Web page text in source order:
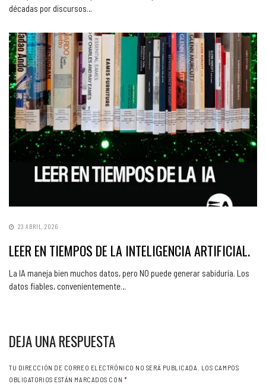
décadas por discursos…
23 ABRIL, 2026
LEER EN TIEMPOS DE LA INTELIGENCIA ARTIFICIAL.
La IA maneja bien muchos datos, pero NO puede generar sabiduría. Los
datos fiables, convenientemente…
DEJA UNA RESPUESTA
TU DIRECCIÓN DE CORREO ELECTRÓNICO NO SERÁ PUBLICADA.
LOS CAMPOS
OBLIGATORIOS ESTÁN MARCADOS CON *